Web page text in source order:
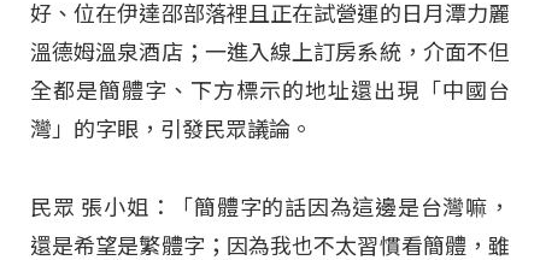
好、位在伊達邵部落裡且正在試營運的日月潭力麗
溫德姆溫泉酒店；一進入線上訂房系統，介面不但
全都是簡體字、下方標示的地址還出現「中國台
灣」的字眼，引發民眾議論。
民眾 張小姐：「簡體字的話因為這邊是台灣嘛，
還是希望是繁體字；因為我也不太習慣看簡體，雖